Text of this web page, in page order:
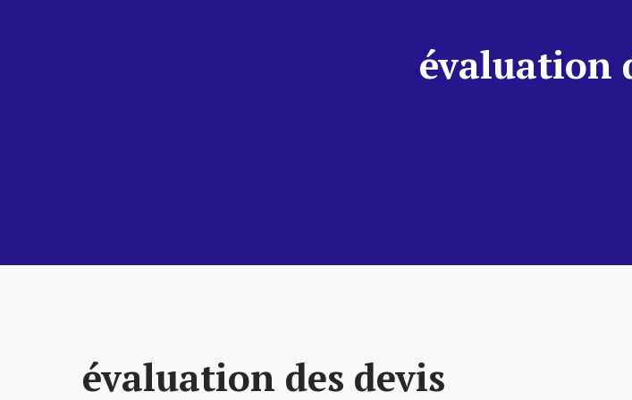
évaluation
évaluation des devis